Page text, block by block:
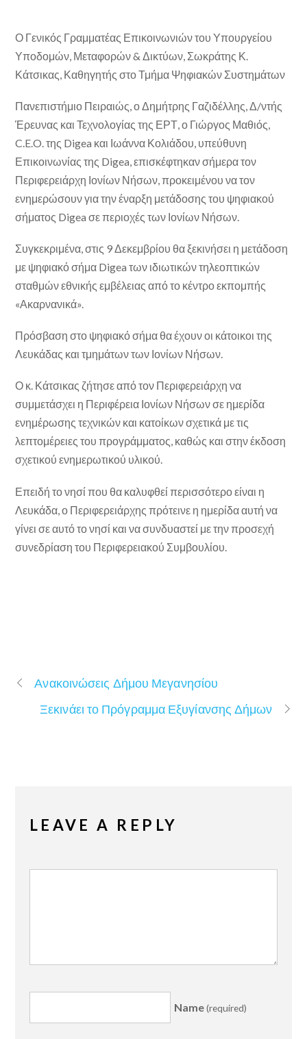
Ο Γενικός Γραμματέας Επικοινωνιών του Υπουργείου
Υποδομών, Μεταφορών & Δικτύων, Σωκράτης Κ.
Κάτσικας, Καθηγητής στο Τμήμα Ψηφιακών Συστημάτων
Πανεπιστήμιο Πειραιώς, ο Δημήτρης Γαζιδέλλης, Δ/ντής
Έρευνας και Τεχνολογίας της ΕΡΤ, ο Γιώργος Μαθιός,
C.E.O. της Digea και Ιωάννα Κολιάδου, υπεύθυνη
Επικοινωνίας της Digea, επισκέφτηκαν σήμερα τον
Περιφερειάρχη Ιονίων Νήσων, προκειμένου να τον
ενημερώσουν για την έναρξη μετάδοσης του ψηφιακού
σήματος Digea σε περιοχές των Ιονίων Νήσων.
Συγκεκριμένα, στις 9 Δεκεμβρίου θα ξεκινήσει η μετάδοση
με ψηφιακό σήμα Digea των ιδιωτικών τηλεοπτικών
σταθμών εθνικής εμβέλειας από το κέντρο εκπομπής
«Ακαρνανικά».
Πρόσβαση στο ψηφιακό σήμα θα έχουν οι κάτοικοι της
Λευκάδας και τμημάτων των Ιονίων Νήσων.
Ο κ. Κάτσικας ζήτησε από τον Περιφερειάρχη να
συμμετάσχει η Περιφέρεια Ιονίων Νήσων σε ημερίδα
ενημέρωσης τεχνικών και κατοίκων σχετικά με τις
λεπτομέρειες του προγράμματος, καθώς και στην έκδοση
σχετικού ενημερωτικού υλικού.
Επειδή το νησί που θα καλυφθεί περισσότερο είναι η
Λευκάδα, ο Περιφερειάρχης πρότεινε η ημερίδα αυτή να
γίνει σε αυτό το νησί και να συνδυαστεί με την προσεχή
συνεδρίαση του Περιφερειακού Συμβουλίου.
Ανακοινώσεις Δήμου Μεγανησίου
Ξεκινάει το Πρόγραμμα Εξυγίανσης Δήμων
LEAVE A REPLY
Name(required)